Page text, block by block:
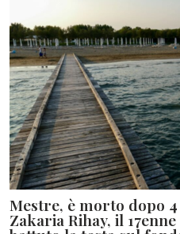
Mestre, è morto dopo
Zakaria Rihay, il